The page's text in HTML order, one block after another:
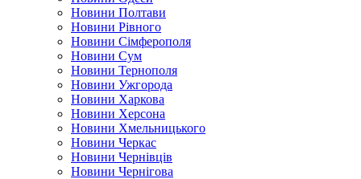
Новини Полтави
Новини Рівного
Новини Сімферополя
Новини Сум
Новини Тернополя
Новини Ужгорода
Новини Харкова
Новини Херсона
Новини Хмельницького
Новини Черкас
Новини Чернівців
Новини Чернігова